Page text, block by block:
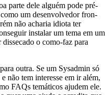
parte dele alguém pode pré-
um desenvolvedor fron-
não acharia idiota ter
instalar um tema em um
o como-faz para
outra. Se um Sysadmin só
não tem interesse em ir além,
FAQs temáticos ajudem ele.